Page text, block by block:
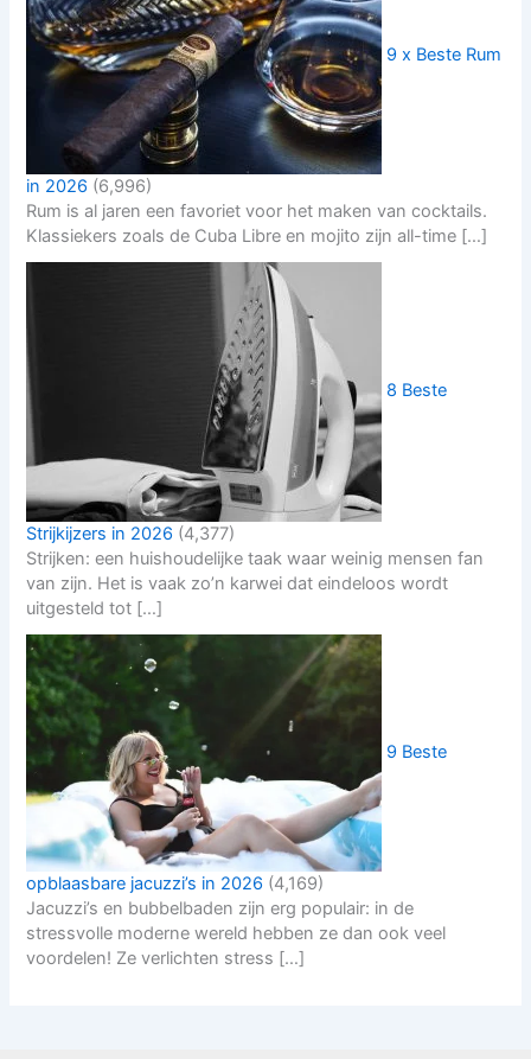
9 x Beste Rum
in 2026 (6,996)
Rum is al jaren een favoriet voor het maken van cocktails.
Klassiekers zoals de Cuba Libre en mojito zijn all-time […]
8 Beste
Strijkijzers in 2026 (4,377)
Strijken: een huishoudelijke taak waar weinig mensen fan
van zijn. Het is vaak zo’n karwei dat eindeloos wordt
uitgesteld tot […]
9 Beste
opblaasbare jacuzzi’s in 2026 (4,169)
Jacuzzi’s en bubbelbaden zijn erg populair: in de
stressvolle moderne wereld hebben ze dan ook veel
voordelen! Ze verlichten stress […]